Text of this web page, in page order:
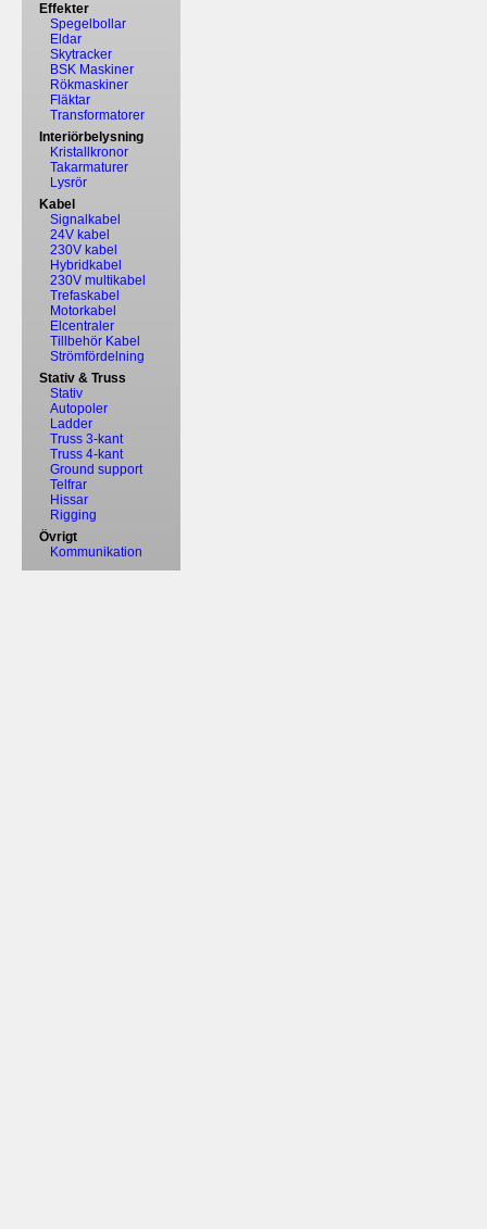
Effekter
Spegelbollar
Eldar
Skytracker
BSK Maskiner
Rökmaskiner
Fläktar
Transformatorer
Interiörbelysning
Kristallkronor
Takarmaturer
Lysrör
Kabel
Signalkabel
24V kabel
230V kabel
Hybridkabel
230V multikabel
Trefaskabel
Motorkabel
Elcentraler
Tillbehör Kabel
Strömfördelning
Stativ & Truss
Stativ
Autopoler
Ladder
Truss 3-kant
Truss 4-kant
Ground support
Telfrar
Hissar
Rigging
Övrigt
Kommunikation